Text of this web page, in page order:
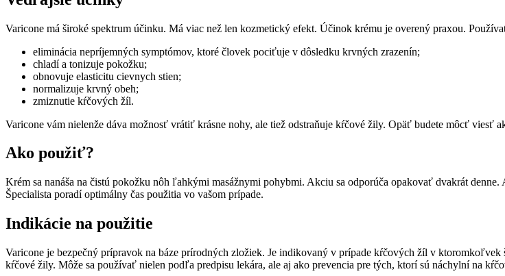
Varicone má široké spektrum účinku. Má viac než len kozmetický efekt. Účinok krému je overený praxou.
eliminácia nepríjemných symptómov, ktoré človek pociťuje v dôsledku krvných zrazenín;
chladí a tonizuje pokožku;
obnovuje elasticitu cievnych stien;
normalizuje krvný obeh;
zmiznutie kŕčových žíl.
Varicone vám nielenže dáva možnosť vrátiť krásne nohy, ale tiež odstraňuje kŕčové žily. Opäť budete môcť viesť
Ako použiť?
Krém sa nanáša na čistú pokožku nôh ľahkými masážnymi pohybmi. Akciu sa odporúča opakovať dvakrát
Špecialista poradí optimálny čas použitia vo vašom prípade.
Indikácie na použitie
Varicone je bezpečný prípravok na báze prírodných zložiek. Je indikovaný v prípade kŕčových žíl v
kŕčové žily. Môže sa používať nielen podľa predpisu lekára, ale aj ako prevencia pre tých, ktorí sú náchylní na